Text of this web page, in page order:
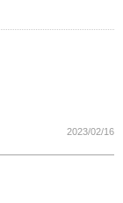
2023/02/16